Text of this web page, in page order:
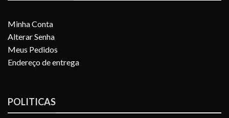
Minha Conta
Alterar Senha
Meus Pedidos
Endereço de entrega
POLITICAS